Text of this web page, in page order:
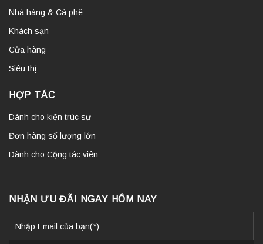
Nhà hàng & Cà phê
Khách sạn
Cửa hàng
Siêu thị
HỢP TÁC
Dành cho kiến trúc sư
Đơn hàng số lượng lớn
Dành cho Cộng tác viên
NHẬN ƯU ĐÃI NGAY HÔM NAY